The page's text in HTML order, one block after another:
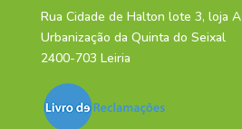
Rua Cidade de Halton lote 3, loja A
Urbanização da Quinta do Seixal
2400-703 Leiria